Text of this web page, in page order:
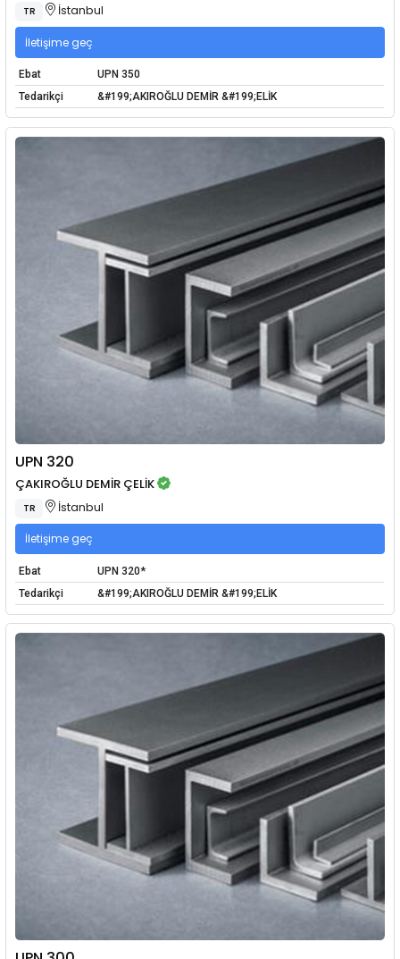
TR İstanbul
İletişime geç
Ebat
UPN 350
Tedarikçi
&#199;AKIROĞLU DEMİR &#199;ELİK
UPN 320
ÇAKIROĞLU DEMİR ÇELİK
TR İstanbul
İletişime geç
Ebat
UPN 320*
Tedarikçi
&#199;AKIROĞLU DEMİR &#199;ELİK